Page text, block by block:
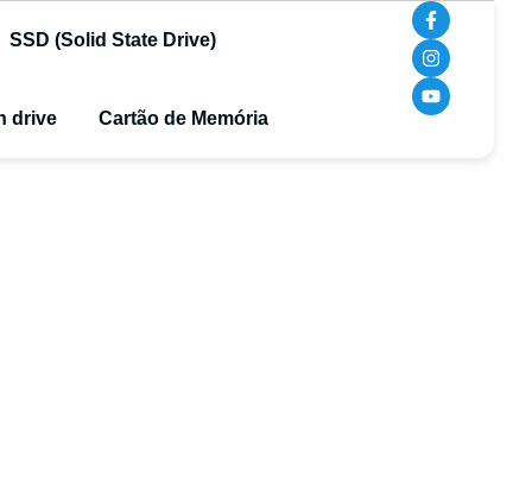
SSD (Solid State Drive)
drive Cartão de Memória